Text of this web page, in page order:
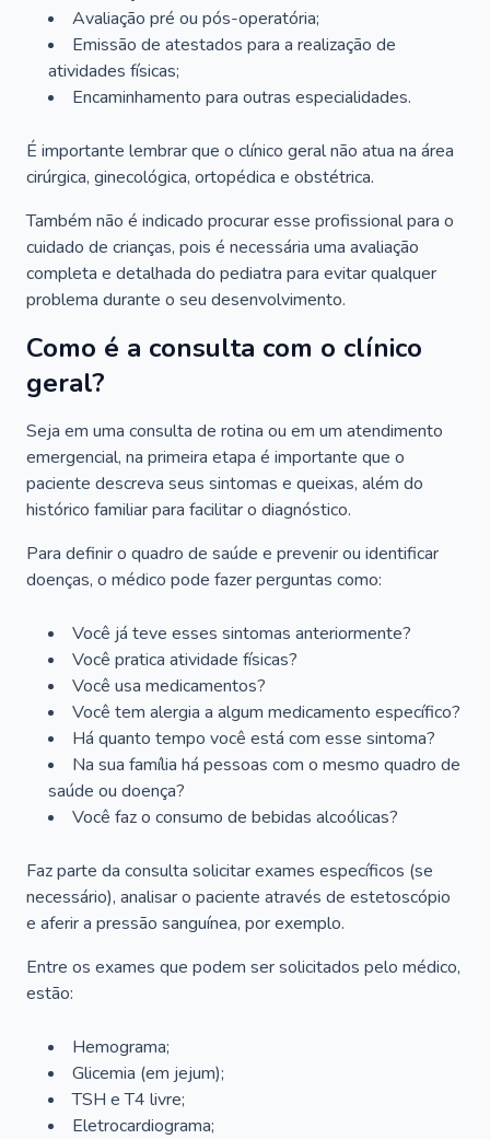
Avaliação pré ou pós-operatória;
Emissão de atestados para a realização de
atividades físicas;
Encaminhamento para outras especialidades.
É importante lembrar que o clínico geral não atua na área
cirúrgica, ginecológica, ortopédica e obstétrica.
Também não é indicado procurar esse profissional para o
cuidado de crianças, pois é necessária uma avaliação
completa e detalhada do pediatra para evitar qualquer
problema durante o seu desenvolvimento.
Como é a consulta com o clínico
geral?
Seja em uma consulta de rotina ou em um atendimento
emergencial, na primeira etapa é importante que o
paciente descreva seus sintomas e queixas, além do
histórico familiar para facilitar o diagnóstico.
Para definir o quadro de saúde e prevenir ou identificar
doenças, o médico pode fazer perguntas como:
Você já teve esses sintomas anteriormente?
Você pratica atividade físicas?
Você usa medicamentos?
Você tem alergia a algum medicamento específico?
Há quanto tempo você está com esse sintoma?
Na sua família há pessoas com o mesmo quadro de
saúde ou doença?
Você faz o consumo de bebidas alcoólicas?
Faz parte da consulta solicitar exames específicos (se
necessário), analisar o paciente através de estetoscópio
e aferir a pressão sanguínea, por exemplo.
Entre os exames que podem ser solicitados pelo médico,
estão:
Hemograma;
Glicemia (em jejum);
TSH e T4 livre;
Eletrocardiograma;